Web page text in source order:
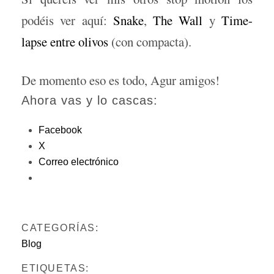
podéis ver aquí: Snake,The Wall yTime-
lapse entre olivos (con compacta).
De momento eso es todo, Agur amigos!
Ahora vas y lo cascas:
Facebook
X
Correo electrónico
CATEGORÍAS:
Blog
ETIQUETAS: